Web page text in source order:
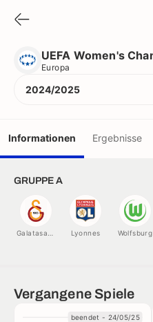
Europa
2024/2025
Informationen Ergebnisse
Vereine
Schiedsrichter
GRUPPE A
Lyonnes Wolfsburg
Vergangene Spiele
beendet - 24/05/25